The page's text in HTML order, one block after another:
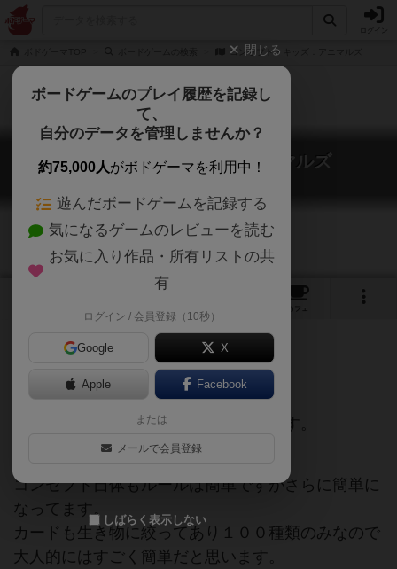
コンセプト・キッズ：アニマルズ
コンセプト・キッズ：アニマルズ
Concept Kids: Animals
カフェ
ドイツゲーム大賞 キッズ賞2019
協力して動物を当てる推理系ゲームです。
コンセプト自体もルールは簡単ですがさらに簡単に
なってます。
カードも生き物に絞ってあり１００種類のみなので
大人的にはすごく簡単だと思います。
閉じる
ボードゲームのプレイ履歴を記録し
て、
自分のデータを管理しませんか？
約75,000人がボドゲーマを利用中！
遊んだボードゲームを記録する
気になるゲームのレビューを読む
お気に入り作品・所有リストの共
有
ログイン / 会員登録（10秒）
Google X
Apple Facebook
または
メールで会員登録
しばらく表示しない